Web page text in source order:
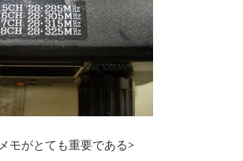
モがとても重要である>